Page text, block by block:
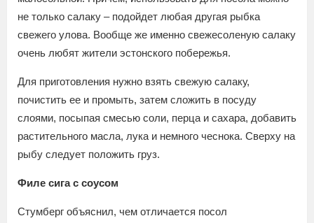
не только салаку – подойдет любая другая рыбка
свежего улова. Вообще же именно свежесоленую салаку
очень любят жители эстонского побережья.
Для приготовления нужно взять свежую салаку,
почистить ее и промыть, затем сложить в посуду
слоями, посыпая смесью соли, перца и сахара, добавить
растительного масла, лука и немного чеснока. Сверху на
рыбу следует положить груз.
Филе сига с соусом
Стумберг объяснил, чем отличается посол